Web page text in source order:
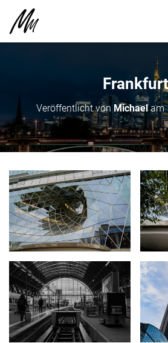
Frankfurt
Veröffentlicht von Michaelam